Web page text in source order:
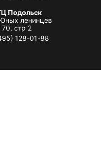
Подольск
ленинцев
70, стр 2
128-01-88